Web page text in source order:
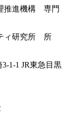
推進機構 専門
ィ研究所 所
1-1 JR東急目黒